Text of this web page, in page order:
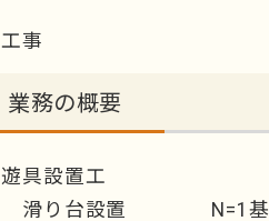
工事
業務の概要
遊具設置工
滑り台設置 N=1基